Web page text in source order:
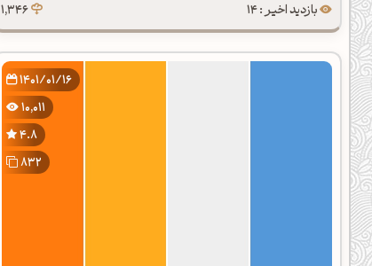
بازدید اخیر : 14 1,346
1401/01/16
10,011
4.8
832